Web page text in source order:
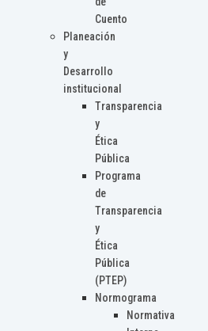
Cuento
Planeación
y
Desarrollo
institucional
Transparencia
y
Ética
Pública
Programa
de
Transparencia
y
Ética
Pública
(PTEP)
Normograma
Normativa